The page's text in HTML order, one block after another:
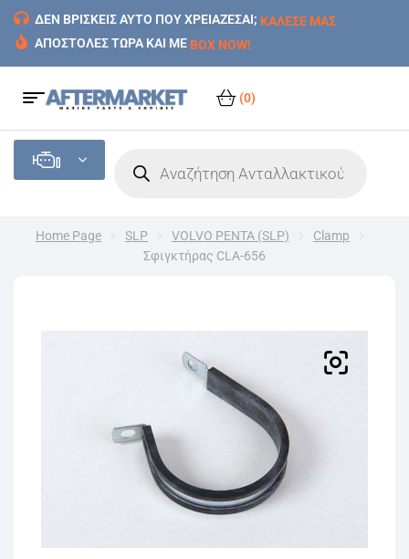
ΔΕΝ ΒΡΙΣΚΕΙΣ ΑΥΤΟ ΠΟΥ ΧΡΕΙΑΖΕΣΑΙ; ΚΑΛΕΣΕ ΜΑΣ
ΑΠΟΣΤΟΛΕΣ ΤΩΡΑ ΚΑΙ ΜΕ BOX NOW!
(0)
Home Page SLP VOLVO PENTA (SLP)
Clamp
Σφιγκτήρας CLA-656